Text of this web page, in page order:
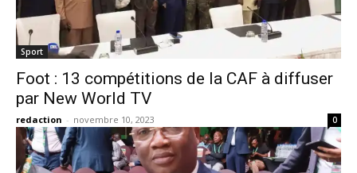
Sport
Foot : 13 compétitions de la CAF à diffuser
par New World TV
redaction - novembre 10, 2023 0